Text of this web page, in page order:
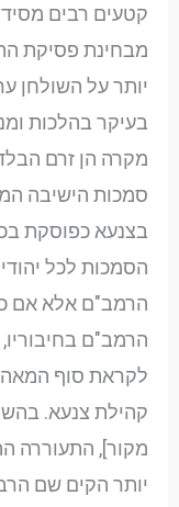
קטעים רבים
מבחינת פסיקת
יותר על השולחן
בעיקר בהלכות
מקרה הן זרם
סמכות הישיבה
בצנעא כפוסקת
הסמכות לכל
הרמב"ם אלא אם
הרמב"ם
קהילת צנעא.
מקור], התעוררה
יותר הקים שם